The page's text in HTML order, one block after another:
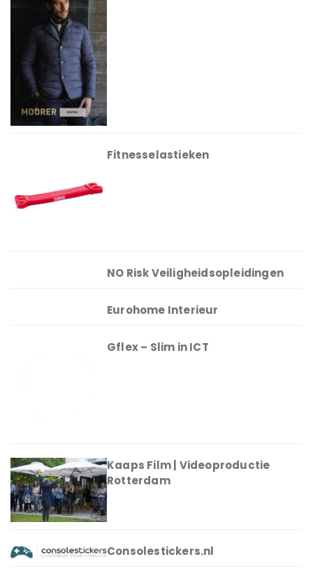
Fitnesselastieken
NO Risk Veiligheidsopleidingen
Eurohome Interieur
Gflex – Slim in ICT
Kaaps Film | Videoproductie
Rotterdam
Consolestickers.nl